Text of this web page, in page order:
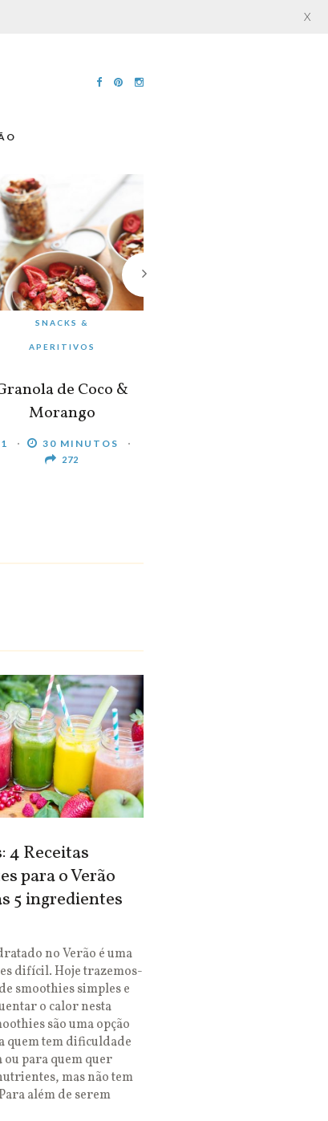
SNACKS &
APERITIVOS
de Coco &
Morango
1 30 MINUTOS
272
4 Receitas
para o Verão
5 ingredientes
no Verão é uma
difícil. Hoje trazemos-
smoothies simples e
o calor nesta
são uma opção
quem tem dificuldade
ou para quem quer
mas não tem
além de serem
X